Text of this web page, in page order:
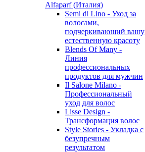
Alfaparf (Италия)
Semi di Lino - Уход за
волосами,
подчеркивающий вашу
естественную красоту
Blends Of Many -
Линия
профессиональных
продуктов для мужчин
Il Salone Milano -
Профессиональный
уход для волос
Lisse Design -
Трансформация волос
Style Stories - Укладка с
безупречным
результатом